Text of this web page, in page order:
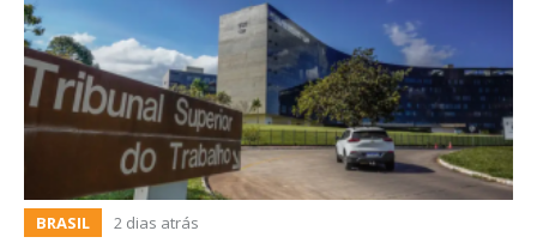
BRASIL 2 dias atrás